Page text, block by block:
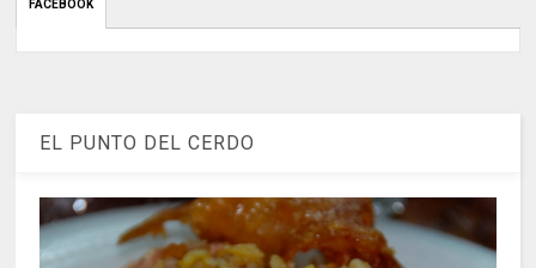
FACEBOOK
EL PUNTO DEL CERDO